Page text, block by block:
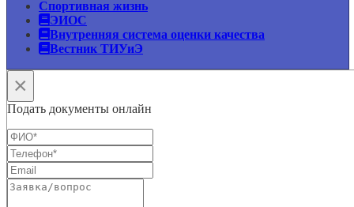
Спортивная жизнь
ЭИОС
Внутренняя система оценки качества
Вестник ТИУиЭ
×
Подать документы онлайн